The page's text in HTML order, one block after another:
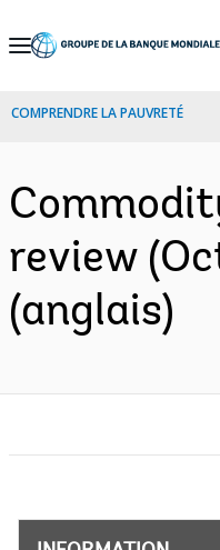
Skip
Navigation
COMPRENDRE LA PAUVRETÉ
review
(anglais)